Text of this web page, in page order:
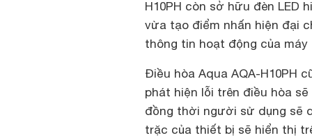
H10PH còn sở hữu đèn LED
vừa tạo điểm nhấn hiện đại
thông tin hoạt động của
Điều hòa Aqua AQA-H10PH
phát hiện lỗi trên điều hòa
đồng thời người sử dụng sẽ
trặc của thiết bị sẽ hiển thị